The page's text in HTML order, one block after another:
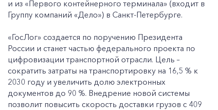
и из «Первого контейнерного терминала» (входит в
Группу компаний «Дело») в Санкт-Петербурге.
«ГосЛог» создается по поручению Президента
России и станет частью федерального проекта по
цифровизации транспортной отрасли. Цель –
сократить затраты на транспортировку на 16,5 % к
2030 году и увеличить долю электронных
документов до 90 %. Внедрение новой системы
позволит повысить скорость доставки грузов с 409